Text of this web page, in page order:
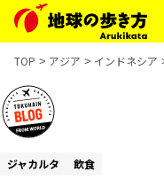
TOP アジア インドネシア
ジャカルタ 飲食